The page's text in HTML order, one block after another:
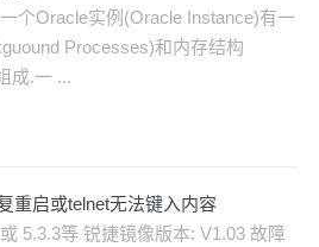
个Oracle实例(Oracle Instance)有一
Processes)和内存结构
成.一 ...
重启或telnet无法键入内容
5.3.3等 锐捷镜像版本: V1.03 故障